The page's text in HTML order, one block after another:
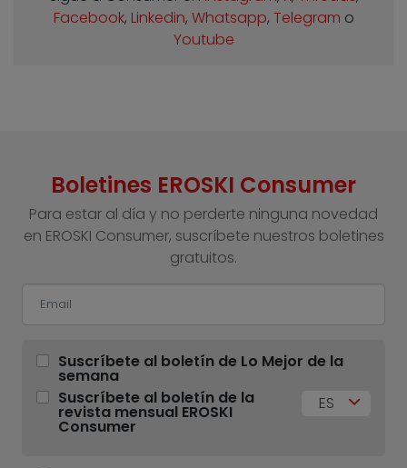
Facebook, Linkedin, Whatsapp, Telegram o
Youtube
Boletines EROSKI Consumer
Para estar al día y no perderte ninguna novedad
en EROSKI Consumer, suscríbete nuestros boletines
gratuitos.
Suscríbete al boletín de Lo Mejor de la
semana
Suscríbete al boletín de la
revista mensual EROSKI
Consumer
ES